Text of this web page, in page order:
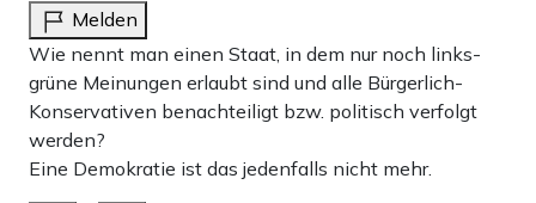
Melden
Wie nennt man einen Staat, in dem nur noch links-
grüne Meinungen erlaubt sind und alle Bürgerlich-
Konservativen benachteiligt bzw. politisch verfolgt
werden?
Eine Demokratie ist das jedenfalls nicht mehr.